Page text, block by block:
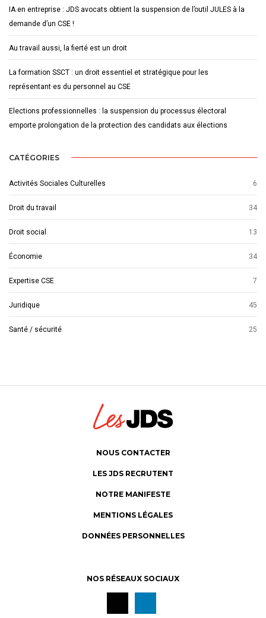
IA en entreprise : JDS avocats obtient la suspension de l’outil JULES à la
demande d’un CSE !
Au travail aussi, la fierté est un droit
La formation SSCT : un droit essentiel et stratégique pour les
représentant·es du personnel au CSE
Elections professionnelles : la suspension du processus électoral
emporte prolongation de la protection des candidats aux élections
CATÉGORIES
Activités Sociales Culturelles 6
Droit du travail 34
Droit social 13
Économie 34
Expertise CSE 7
Juridique 45
Santé / sécurité 25
NOUS CONTACTER
LES JDS RECRUTENT
NOTRE MANIFESTE
MENTIONS LÉGALES
DONNÉES PERSONNELLES
NOS RÉSEAUX SOCIAUX